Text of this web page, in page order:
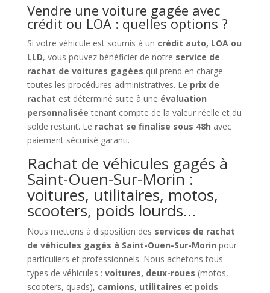
Vendre une voiture gagée avec
crédit ou LOA : quelles options ?
Si votre véhicule est soumis à un crédit auto, LOA ou
LLD, vous pouvez bénéficier de notre service de
rachat de voitures gagées qui prend en charge
toutes les procédures administratives. Le prix de
rachat est déterminé suite à une évaluation
personnalisée tenant compte de la valeur réelle et du
solde restant. Le rachat se finalise sous 48h avec
paiement sécurisé garanti.
Rachat de véhicules gagés à
Saint-Ouen-Sur-Morin :
voitures, utilitaires, motos,
scooters, poids lourds…
Nous mettons à disposition des services de rachat
de véhicules gagés à Saint-Ouen-Sur-Morin pour
particuliers et professionnels. Nous achetons tous
types de véhicules : voitures, deux-roues (motos,
scooters, quads), camions, utilitaires et poids